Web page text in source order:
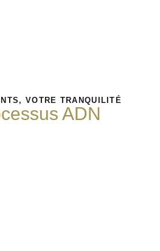
VOTRE TRANQUILITÉ
ADN